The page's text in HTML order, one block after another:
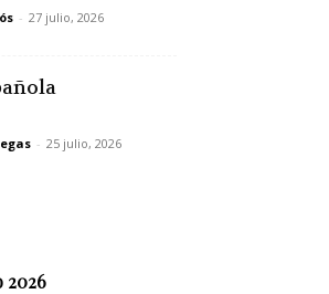
- 27 julio, 2026
- 25 julio, 2026
2026